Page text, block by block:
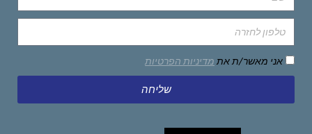
אני מאשר/ת את מדיניות הפרטיות
שליחה